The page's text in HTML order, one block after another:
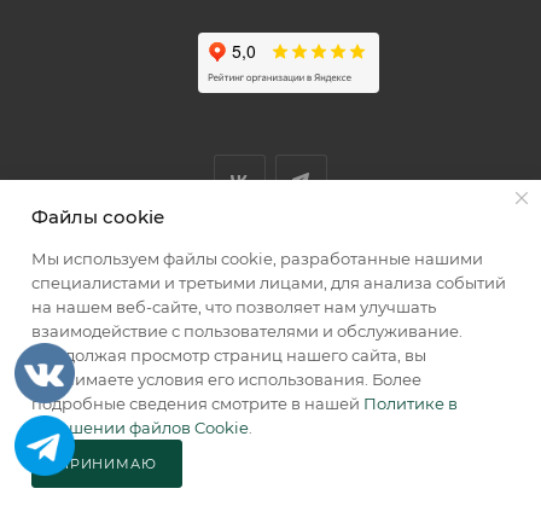
Мы принимаем к оплате
2026 © КИИК МАРКЕТ
Файлы cookie
Мы используем файлы cookie, разработанные нашими
специалистами и третьими лицами, для анализа событий
на нашем веб-сайте, что позволяет нам улучшать
взаимодействие с пользователями и обслуживание.
Продолжая просмотр страниц нашего сайта, вы
принимаете условия его использования. Более
подробные сведения смотрите в нашей Политике в
отношении файлов Cookie
ПРИНИМАЮ